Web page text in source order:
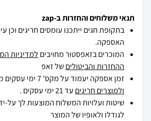
תנאי משלוחים והחזרות ב-zap
בתקופת חגים ייתכנו עומסים חריגים וכן
האספקה.
המוכרים בזאפסטור מחויבים למדיניות
ההחזרות והביטוליםשל זאפ
זמן אספקה יעמוד על מקס' 7 ימי עסקים מיום הזמנה,
ולמוצרים חריגים עד 21 ימי עסקים .
שיטות ועלויות המשלוח המוצעות לך על-
לגודלו ולאופיו של המוצר